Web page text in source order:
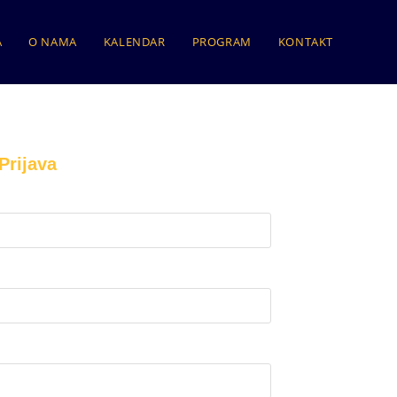
O NAMA KALENDAR PROGRAM KONTAKT